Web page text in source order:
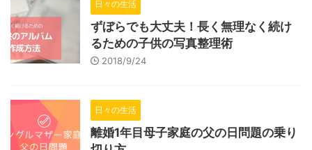
日々の生活
ずぼらでも大丈夫！長く無理なく続け
るための子供の写真整理術
2018/9/24
日々の生活
離婚1年目母子家庭の父の日問題の乗り